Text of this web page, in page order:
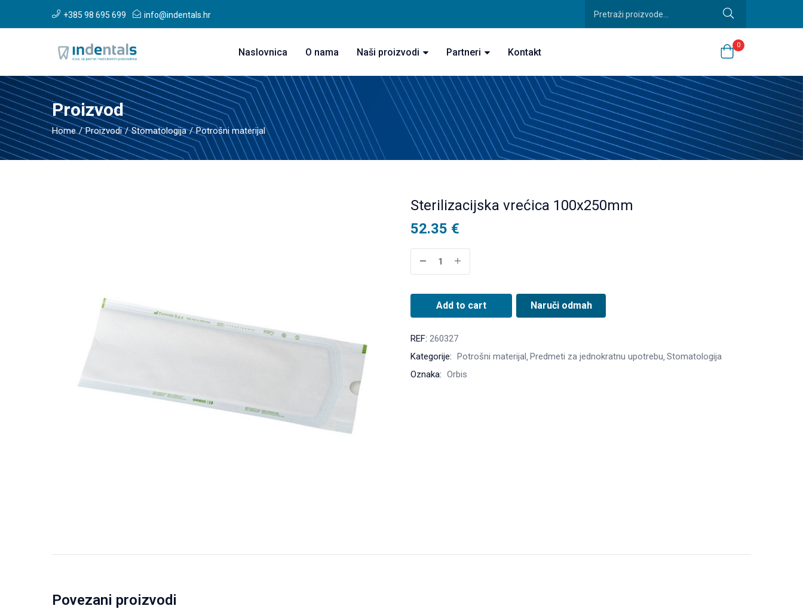
+385 98 695 699 info@indentals.hr
Naslovnica O nama Naši proizvodi Partneri Kontakt
0
Proizvod
Home Proizvodi Stomatologija Potrošni materijal
Sterilizacijska vrećica 100x250mm
52.35 €
Add to cart Naruči odmah
REF: 260327
Kategorije: Potrošni materijal Predmeti za jednokratnu upotrebu Stomatologija
Oznaka: Orbis
Povezani proizvodi